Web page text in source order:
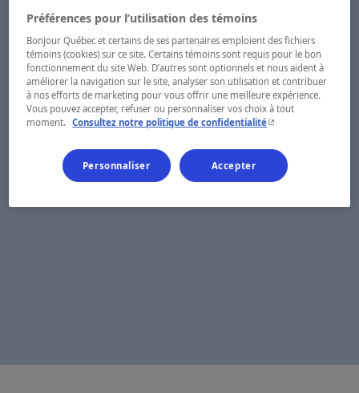
Préférences pour l’utilisation des témoins
Bonjour Québec et certains de ses partenaires emploient des fichiers
témoins (cookies) sur ce site. Certains témoins sont requis pour le bon
fonctionnement du site Web. D’autres sont optionnels et nous aident à
améliorer la navigation sur le site, analyser son utilisation et contribuer
à nos efforts de marketing pour vous offrir une meilleure expérience.
Vous pouvez accepter, refuser ou personnaliser vos choix à tout
moment.
Consultez notre politique de confidentialité- Cet hyperlien
Personnaliser Accepter